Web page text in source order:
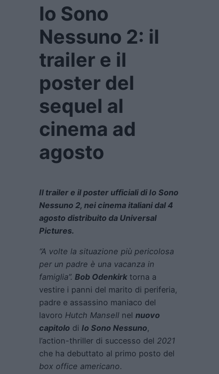
Io Sono
Nessuno 2: il
trailer e il
poster del
sequel al
cinema ad
agosto
Il trailer e il poster ufficiali di Io Sono
Nessuno 2, nei cinema italiani dal 4
agosto distribuito da Universal
Pictures.
“A volte la situazione più pericolosa
per un padre è una vacanza in
famiglia”. Bob Odenkirktorna a
vestire i panni del marito di periferia,
padre e assassino maniaco del
lavoro Hutch Mansell nel nuovo
capitolo di Io Sono Nessuno,
l’action-thriller di successo del 2021
che ha debuttato al primo posto del
box office americano.